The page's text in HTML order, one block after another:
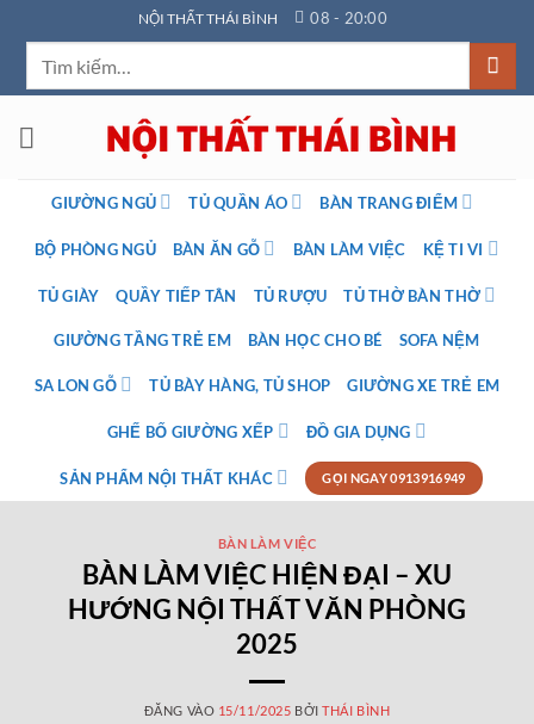
qua
dung
NỘI THẤT THÁI BÌNH 08 - 20:00
GIƯỜNG NGỦ TỦ QUẦN ÁO BÀN TRANG ĐIỂM
BỘ PHÒNG NGỦ BÀN ĂN GỖ BÀN LÀM VIỆC KỆ TI VI
TỦ GIÀY QUẦY TIẾP TÂN TỦ RƯỢU TỦ THỜ BÀN THỜ
GIƯỜNG TẦNG TRẺ EM BÀN HỌC CHO BÉ SOFA NỆM
SA LON GỖ TỦ BÀY HÀNG, TỦ SHOP GIƯỜNG XE TRẺ EM
GHẾ BỐ GIƯỜNG XẾP ĐỒ GIA DỤNG
SẢN PHẨM NỘI THẤT KHÁC GỌI NGAY 0913916949
BÀN LÀM VIỆC
BÀN LÀM VIỆC HIỆN ĐẠI – XU
HƯỚNG NỘI THẤT VĂN PHÒNG
2025
ĐĂNG VÀO 15/11/2025 BỞITHÁI BÌNH